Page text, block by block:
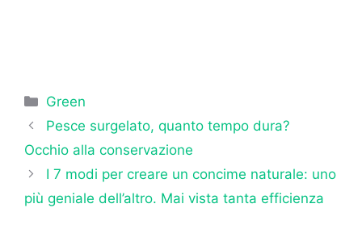
Categorie
Green
Pesce surgelato, quanto tempo dura?
Occhio alla conservazione
I 7 modi per creare un concime naturale: uno
più geniale dell’altro. Mai vista tanta efficienza